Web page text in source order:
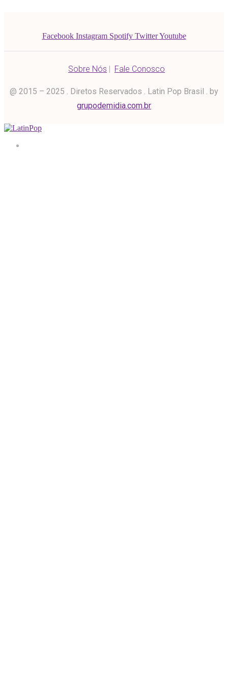
Facebook Instagram Spotify Twitter Youtube
Sobre Nós | Fale Conosco
@ 2015 – 2025 . Diretos Reservados . Latin Pop Brasil . by
grupodemidia.com.br